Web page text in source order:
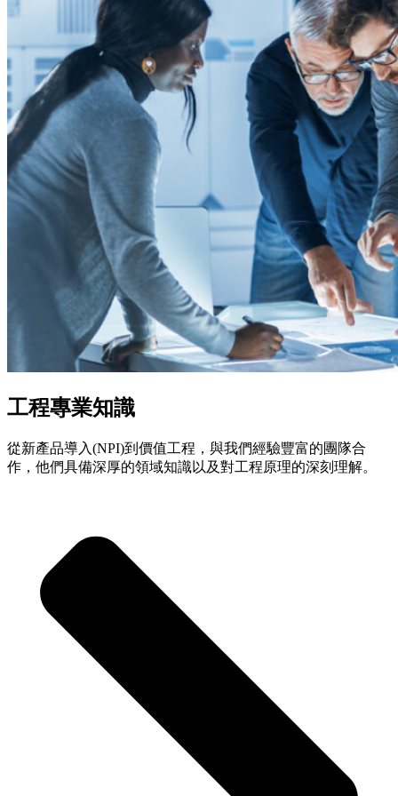
工程專業知識
從新產品導入(NPI)到價值工程，與我們經驗豐富的團隊合
作，他們具備深厚的領域知識以及對工程原理的深刻理解。